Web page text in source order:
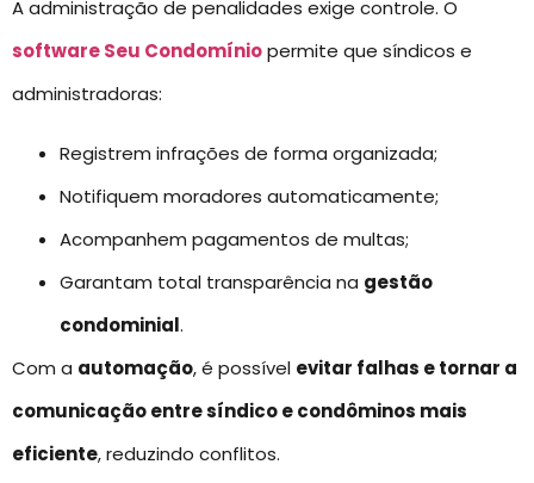
A administração de penalidades exige controle. O
software Seu Condomíniopermite que síndicos e
administradoras:
Registrem infrações de forma organizada;
Notifiquem moradores automaticamente;
Acompanhem pagamentos de multas;
Garantam total transparência na gestão
condominial.
Com a automação, é possível evitar falhas e tornar a
comunicação entre síndico e condôminos mais
eficiente, reduzindo conflitos.